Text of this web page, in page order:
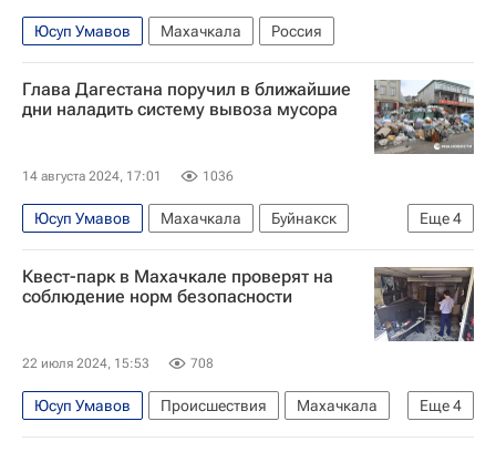
Юсуп Умавов Махачкала Россия
Глава Дагестана поручил в ближайшие
дни наладить систему вывоза мусора
14 августа 2024, 17:01 1036
Еще4
Юсуп Умавов Махачкала
Буйнакск
Кизляр
Сергей Меликов
Общество
Республика Дагестан
Квест-парк в Махачкале проверят на
соблюдение норм безопасности
22 июля 2024, 15:53 708
Еще4
Юсуп Умавов Происшествия
Махачкала
Россия